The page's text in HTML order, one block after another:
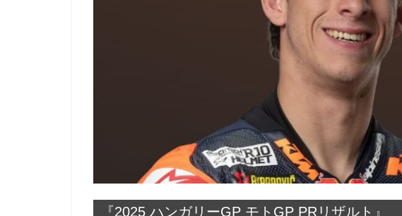
『2025 ハンガリーGP モトGP PRリザルト』